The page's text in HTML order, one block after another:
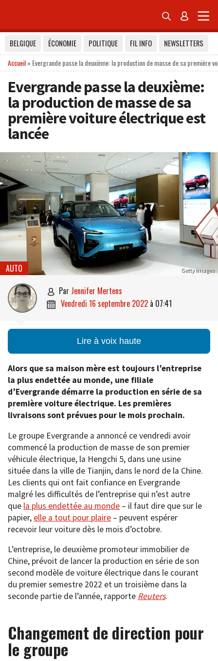
 
BELGIQUE ÉCONOMIE POLITIQUE FIL INFO
NEWSLETTERS
Accueil» Evergrande passe la deuxième: la production de masse de sa première
Evergrande passe la deuxième:
la production de masse de sa
première voiture électrique est
lancée
Getty Images
AUTO
 par Jennifer Mertens
 vendredi 16 septembre 2022 à 07:41
Lire à voix haute
Alors que sa maison mère est toujours l’entreprise
la plus endettée au monde, une filiale
d’Evergrande démarre la production en série de sa
première voiture électrique. Les premières
livraisons sont prévues pour le mois prochain.
Le groupe Evergrande a annoncé ce vendredi avoir
commencé la production de masse de son premier
véhicule électrique, la Hengchi 5, dans une usine
située dans la ville de Tianjin, dans le nord de la Chine.
Les clients qui ont fait confiance en Evergrande
malgré les difficultés de l’entreprise qui n’est autre
que la plus endettée au monde – il faut dire que sur le
papier, elle a tout pour plaire – peuvent espérer
recevoir leur voiture dès le mois d’octobre.
L’entreprise, le deuxième promoteur immobilier de
Chine, prévoit de lancer la production en série de son
second modèle de voiture électrique dans le courant
du premier semestre 2022 et un troisième dans la
seconde partie de l’année, rapporte Reuters.
Changement de direction pour
le groupe